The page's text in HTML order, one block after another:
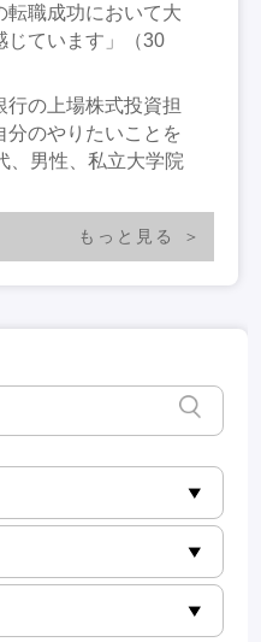
転職成功において大
じています」（30
行の上場株式投資担
分のやりたいことを
、男性、私立大学院
もっと見る